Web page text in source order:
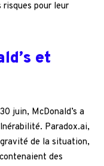
risques pour leur
et
juin, McDonald’s a
Paradox.ai,
de la situation,
des